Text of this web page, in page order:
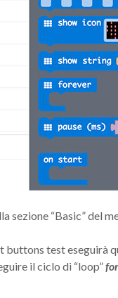
sezione “Basic” del
test eseguirà
il ciclo di “loop”